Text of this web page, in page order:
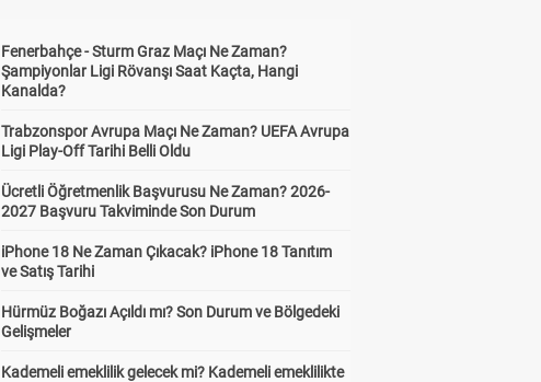
Fenerbahçe - Sturm Graz Maçı Ne Zaman?
Şampiyonlar Ligi Rövanşı Saat Kaçta, Hangi
Kanalda?
Trabzonspor Avrupa Maçı Ne Zaman? UEFA Avrupa
Ligi Play-Off Tarihi Belli Oldu
Ücretli Öğretmenlik Başvurusu Ne Zaman? 2026-
2027 Başvuru Takviminde Son Durum
iPhone 18 Ne Zaman Çıkacak? iPhone 18 Tanıtım
ve Satış Tarihi
Hürmüz Boğazı Açıldı mı? Son Durum ve Bölgedeki
Gelişmeler
Kademeli emeklilik gelecek mi? Kademeli emeklilikte